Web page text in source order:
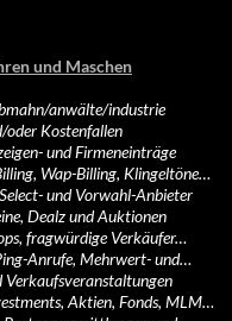
und Maschen
anwälte/industrie
oder Kostenfallen
und Firmeneinträge
Wap-Billing, Klingeltöne…
und Vorwahl-Anbieter
Dealz und Auktionen
fragwürdige Verkäufer…
Anrufe, Mehrwert- und…
Verkaufsveranstaltungen
Aktien, Fonds, MLM…